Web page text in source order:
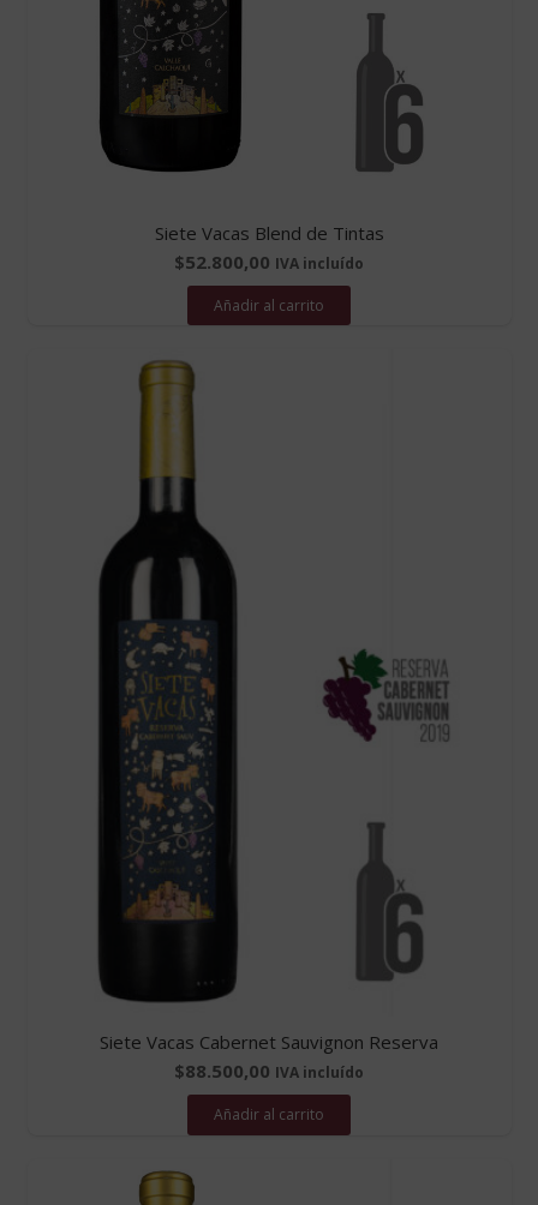
Siete Vacas Blend de Tintas
$52.800,00 IVA incluído
Añadir al carrito
Siete Vacas Cabernet Sauvignon Reserva
$88.500,00 IVA incluído
Añadir al carrito